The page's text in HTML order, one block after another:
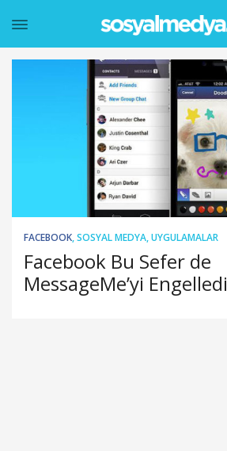
FACEBOOK,SOSYAL MEDYA,UYGULAMALAR
Facebook Bu Sefer de
MessageMe’yi Engelledi